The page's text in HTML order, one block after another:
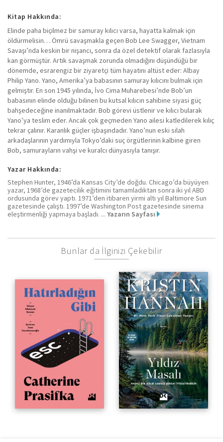
Kitap Hakkında:
Elinde paha biçilmez bir samuray kılıcı varsa, hayatta kalmak için
öldürmelisin… Ömrü savaşmakla geçen Bob Lee Swagger, Vietnam
Savaşı’nda keskin bir nişancı, sonra da özel detektif olarak fazlasıyla
kan görmüştür. Artık savaşmak zorunda olmadığını düşündüğü bir
dönemde, esrarengiz bir ziyaretçi tüm hayatını altüst eder: Albay
Philip Yano. Yano, Amerika’ya babasının samuray kılıcını bulmak için
gelmiştir. En son 1945 yılında, İvo Cima Muharebesi’nde Bob’un
babasının elinde olduğu bilinen bu kutsal kılıcın sahibine siyasi güç
bahşedeceğine inanılmaktadır. Bob görevi üstlenir ve kılıcı bularak
Yano’ya teslim eder. Ancak çok geçmeden Yano ailesi katledilerek kılıç
tekrar çalınır. Karanlık güçler işbaşındadır. Yano’nun eski silah
arkadaşlarının yardımıyla Tokyo’daki suç örgütlerinin kalbine giren
Bob, samurayların vahşi ve kuralcı dünyasıyla tanışır.
Yazar Hakkında:
Stephen Hunter, 1946’da Kansas City’de doğdu. Chicago’da büyüyen
yazar, 1968’de gazetecilik eğitimini tamamladıktan sonra iki yıl ABD
ordusunda görev yaptı. 1971’den itibaren yirmi altı yıl Baltimore Sun
gazetesinde çalıştı. 1997’de Washington Post gazetesinde sinema
eleştirmenliği yapmaya başladı. ... Yazarın Sayfası
Bunlar da İlginizi Çekebilir